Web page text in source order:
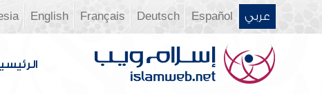
عربي Español
Deutsch
Français
English